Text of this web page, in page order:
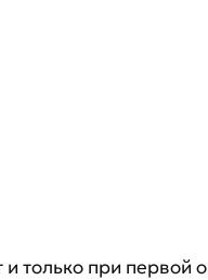
только при первой